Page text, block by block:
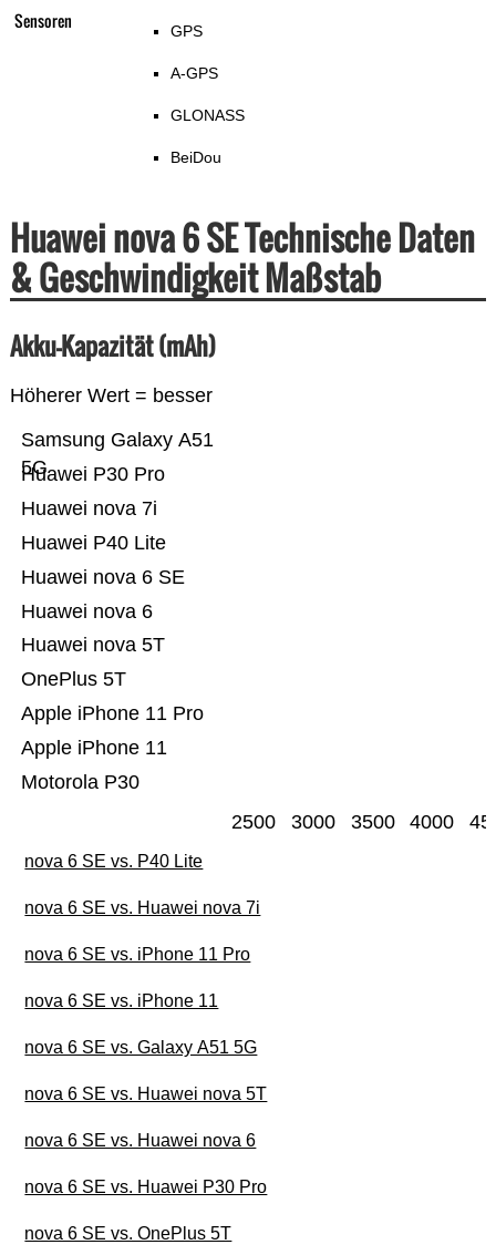
Sensoren GPS
A-GPS
GLONASS
BeiDou
Huawei nova 6 SE Technische Daten
& Geschwindigkeit Maßstab
Akku-Kapazität (mAh)
Höherer Wert = besser
Motorola P30
Apple iPhone 11
Apple iPhone 11 Pro
OnePlus 5T
Huawei nova 5T
Huawei nova 6
Huawei nova 6 SE
Huawei P40 Lite
Huawei nova 7i
Huawei P30 Pro
Samsung Galaxy A51
5G
2500 3000 3500 4000
nova 6 SE vs. P40 Lite
nova 6 SE vs. Huawei nova 7i
nova 6 SE vs. iPhone 11 Pro
nova 6 SE vs. iPhone 11
nova 6 SE vs. Galaxy A51 5G
nova 6 SE vs. Huawei nova 5T
nova 6 SE vs. Huawei nova 6
nova 6 SE vs. Huawei P30 Pro
nova 6 SE vs. OnePlus 5T